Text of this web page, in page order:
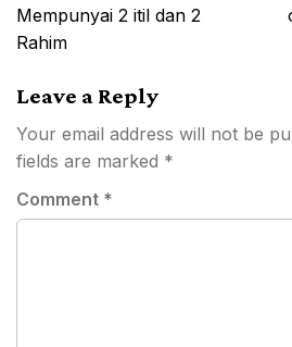
Mempunyai 2 itil dan 2
Rahim
Leave a Reply
Your email address will not be
fields are marked *
Comment *